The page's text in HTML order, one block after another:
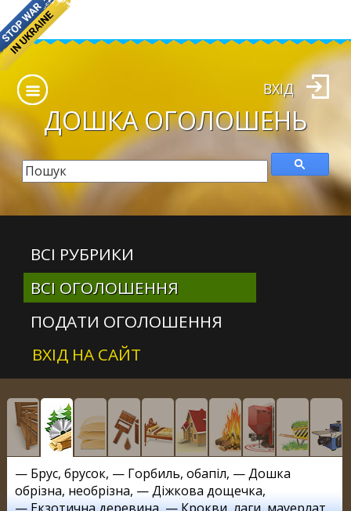
ДОШКАОГОЛОШЕНЬ
ВХІД
ВСІ РУБРИКИ
ВСІ ОГОЛОШЕННЯ
ПОДАТИ ОГОЛОШЕННЯ
ВХІД НА САЙТ
— Брус, брусок, — Горбиль, обапіл, —Дошка
обрізна, необрізна, —Діжкова дощечка,
—Екзотична деревина, —Крокви, лаги, мауерлат,